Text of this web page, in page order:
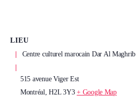
LIEU
Centre culturel marocain Dar Al Maghrib
515 avenue Viger Est
Montréal, H2L 3Y3 + Google Map